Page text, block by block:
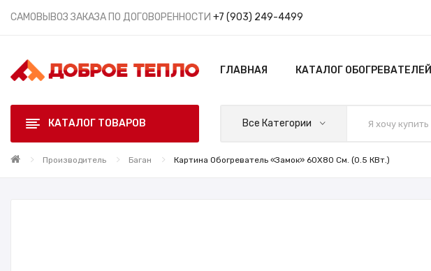
САМОВЫВОЗ ЗАКАЗА ПО ДОГОВОРЕННОСТИ +7 (903) 249-4499
ГЛАВНАЯ КАТАЛОГ ОБОГРЕВАТЕЛЕЙ
КАТАЛОГ ТОВАРОВ Все Категории
Производитель Баган Картина Обогреватель «Замок» 60X80 См. (0.5 КВт.)